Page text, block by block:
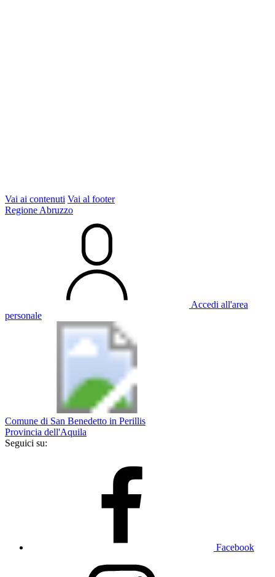
Vai ai contenuti Vai al footer
Regione Abruzzo
Accedi all'area
personale
Comune di San Benedetto in Perillis
Provincia dell'Aquila
Seguici su:
Facebook